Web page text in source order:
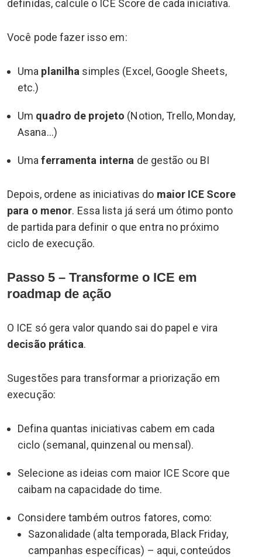
definidas, calcule o ICE Score de cada iniciativa.
Você pode fazer isso em:
Uma planilha simples (Excel, Google Sheets,
etc.)
Um quadro de projeto (Notion, Trello, Monday,
Asana…)
Umaferramenta interna de gestão ou BI
Depois, ordene as iniciativas do maior ICE Score
para o menor. Essa lista já será um ótimo ponto
de partida para definir o que entra no próximo
ciclo de execução.
Passo 5 – Transforme o ICE em
roadmap de ação
O ICE só gera valor quando sai do papel e vira
decisão prática.
Sugestões para transformar a priorização em
execução:
Defina quantas iniciativas cabem em cada
ciclo (semanal, quinzenal ou mensal).
Selecione as ideias com maior ICE Score que
caibam na capacidade do time.
Considere também outros fatores, como:
Sazonalidade (alta temporada, Black Friday,
campanhas específicas) – aqui, conteúdos